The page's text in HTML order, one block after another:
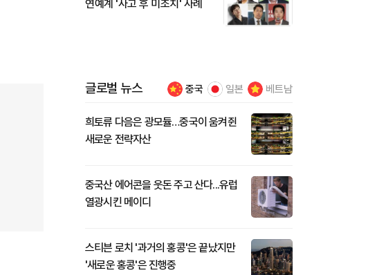
연예계 '사고 후 미조치' 사례
글로벌 뉴스 중국 일본 베트남
희토류 다음은 광모듈…중국이 움켜쥔
새로운 전략자산
중국산 에어콘을 웃돈 주고 산다...유럽
열광시킨 메이디
스티븐 로치 '과거의 홍콩'은 끝났지만
'새로운 홍콩'은 진행중